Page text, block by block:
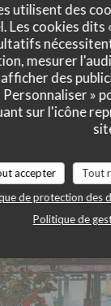
utilisent des
Les cookies
mesurer
des
Personnaliser
sur l'icône
accepter Tout
de protection des
Politique de